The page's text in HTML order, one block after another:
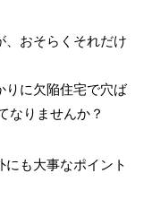
、おそらくそれだけ
りに欠陥住宅で穴ば
なりませんか？
も大事なポイント